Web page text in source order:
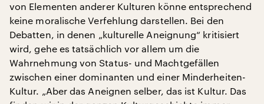
von Elementen anderer Kulturen könne entsprechend
keine moralische Verfehlung darstellen. Bei den
Debatten, in denen „kulturelle Aneignung“ kritisiert
wird, gehe es tatsächlich vor allem um die
Wahrnehmung von Status- und Machtgefällen
zwischen einer dominanten und einer Minderheiten-
Kultur. „Aber das Aneignen selber, das ist Kultur. Das